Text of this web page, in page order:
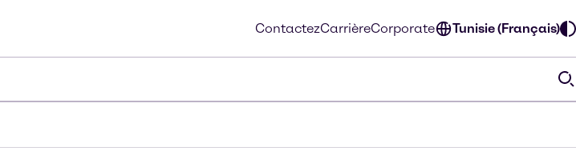
ContactezCarrièreCorporate Tunisie (Français)